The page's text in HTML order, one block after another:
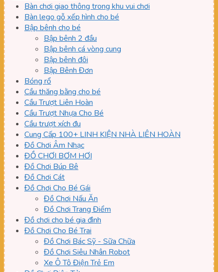
Bàn chơi giao thông trong khu vui chơi
Bàn lego gỗ xếp hình cho bé
Bập bênh cho bé
Bập bênh 2 đầu
Bập bênh cá vòng cung
Bập bênh đôi
Bập Bênh Đơn
Bóng rổ
Cầu thăng bằng cho bé
Cầu Trượt Liên Hoàn
Cầu Trượt Nhựa Cho Bé
Cầu trượt xích đu
Cung Cấp 100+ LINH KIỆN NHÀ LIÊN HOÀN
Đồ Chơi Âm Nhạc
ĐỒ CHƠI BƠM HƠI
Đồ Chơi Búp Bê
Đồ Chơi Cát
Đồ Chơi Cho Bé Gái
Đồ Chơi Nấu Ăn
Đồ Chơi Trang Điểm
Đồ chơi cho bé gia đình
Đồ Chơi Cho Bé Trai
Đồ Chơi Bác Sỹ - Sữa Chữa
Đồ Chơi Siêu Nhân Robot
Xe Ô Tô Điện Trẻ Em